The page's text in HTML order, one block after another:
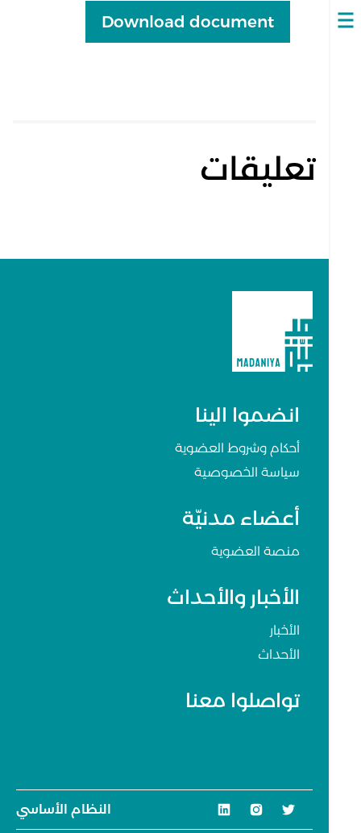
Open
navigation
Download document
تعليقات
انضموا الينا
أحكام وشروط العضوية
سياسة الخصوصية
أعضاء مدنيّة
منصة العضوية
الأخبار والأحداث
الأخبار
الأحداث
تواصلوا معنا
النظام الأساسي